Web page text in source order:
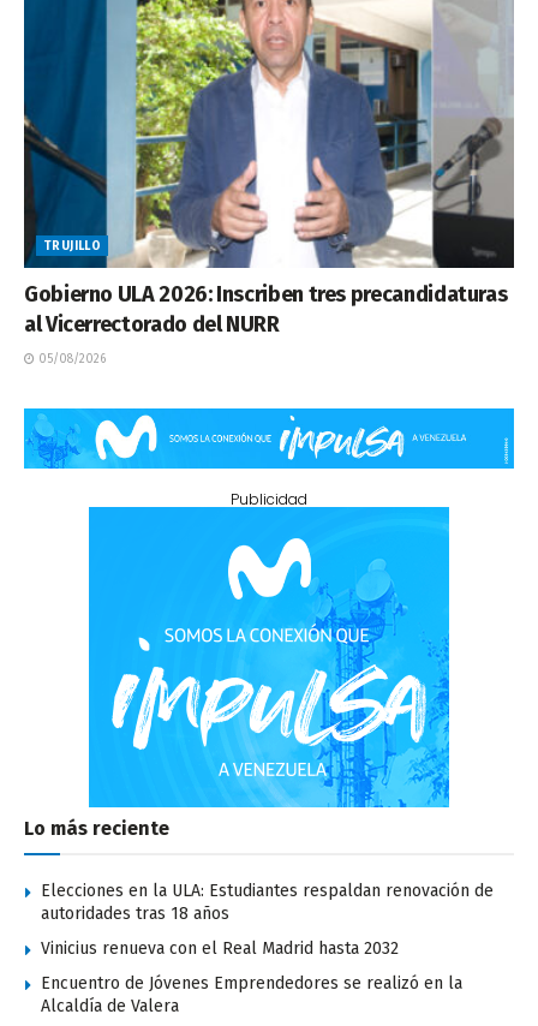
TRUJILLO
Gobierno ULA 2026: Inscriben tres precandidaturas
al Vicerrectorado del NURR
05/08/2026
Publicidad
Lo más reciente
Elecciones en la ULA: Estudiantes respaldan renovación de
autoridades tras 18 años
Vinicius renueva con el Real Madrid hasta 2032
Encuentro de Jóvenes Emprendedores se realizó en la
Alcaldía de Valera